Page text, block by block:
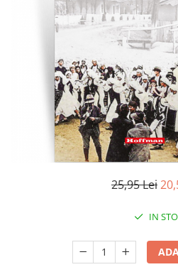
Literatura
Contemporana
Universala
Universala
Non-fictiune
Sociologie si filozofie
25,95 Lei
IN